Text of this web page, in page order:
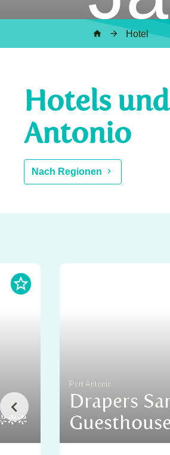
Hotel
Hotels
Antonio
Nach Regionen
Port Antonio
Drapers